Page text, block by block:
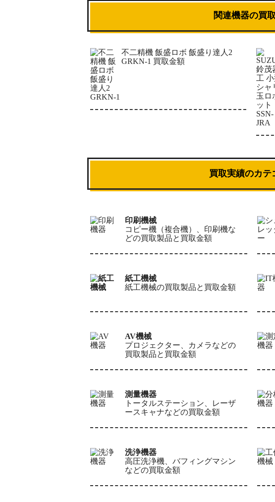
関連機器の買
不二精機 飯盛ロボ 飯盛り達人2
GRKN-1 買取金額
買取実績のカテ
印刷機械
コピー機（複合機）、印刷機な
どの買取製品と買取金額
紙工機械
紙工機械の買取製品と買取金額
AV機械
プロジェクター、カメラなどの
買取製品と買取金額
測量機器
トータルステーション、レーザ
ースキャナなどの買取金額
洗浄機器
高圧洗浄機、バフィングマシン
などの買取金額